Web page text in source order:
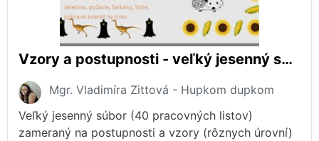
Vzory a postupnosti - veľký jesenný súbor
Mgr. Vladimíra Zittová - Hupkom dupkom
Veľký jesenný súbor (40 pracovných listov)
zameraný na postupnosti a vzory (rôznych úrovní)